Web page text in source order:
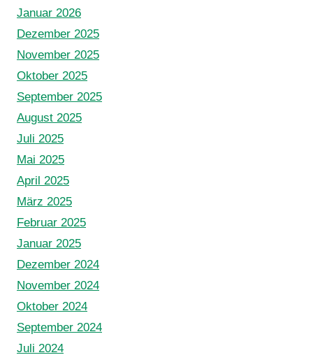
Januar 2026
Dezember 2025
November 2025
Oktober 2025
September 2025
August 2025
Juli 2025
Mai 2025
April 2025
März 2025
Februar 2025
Januar 2025
Dezember 2024
November 2024
Oktober 2024
September 2024
Juli 2024